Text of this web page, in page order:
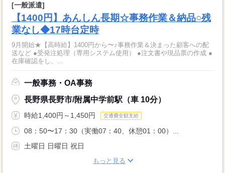
[一般派遣]
【1400円】あんしん長期☆事務作業＆納品○残
業なし◆17時台定時
9月開始★【高時給】1400円から〜♪事務作業＆決まった顧客への配
送など ●受発注処理（専用システム使用） ●注文書や現品票の作成 ●
在庫確認をし、...
一般事務・OA事務
長野県長野市/附属中学前駅（車 10分）
時給1,400円～1,450円 交通費全額支給
08：50〜17：30（実働07：40、休憩01：00）...
土曜日 日曜日 祝日
もっと見る